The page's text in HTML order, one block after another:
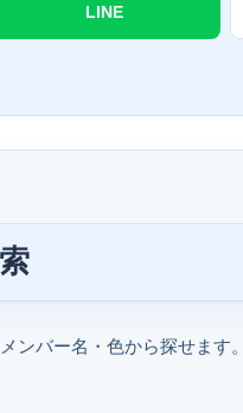
LINE
ンバー名・色から探せます。